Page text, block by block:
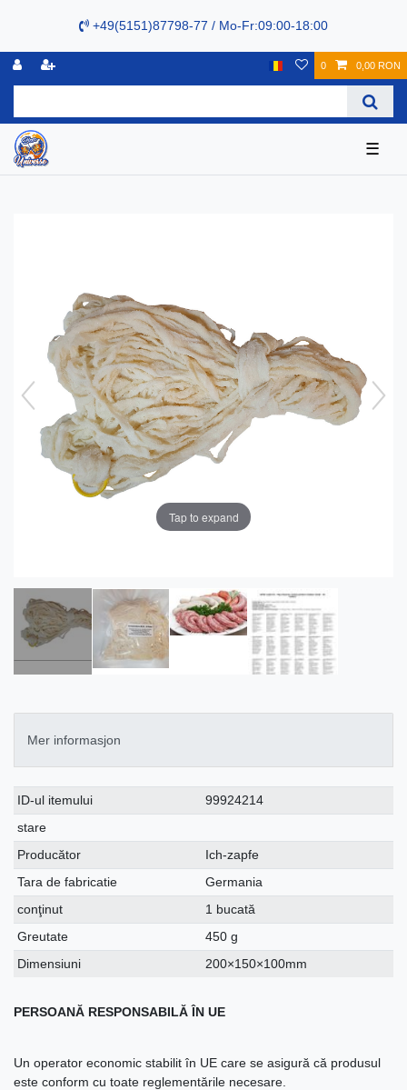
+49(5151)87798-77 / Mo-Fr:09:00-18:00
0 0,00 RON
☰
Tap to expand
Mer informasjon
Ceres::Template.singleItemTechnicalDataAttribute
Ceres::Template.singleItemTechnicalDataValue
ID-ul itemului
99924214
stare
Producător
Ich-zapfe
Tara de fabricatie
Germania
conţinut
1 bucată
Greutate
450 g
Dimensiuni
200×150×100mm
PERSOANĂ RESPONSABILĂ ÎN UE
Un operator economic stabilit în UE care se asigură că produsul
este conform cu toate reglementările necesare.